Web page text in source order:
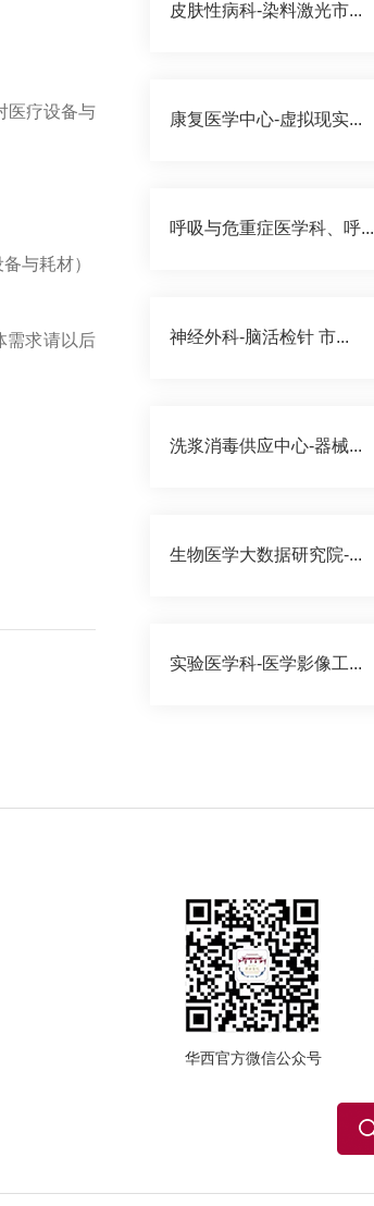
医疗设备与
与耗材）
需求请以后
皮肤性病科-染料激光市...
康复医学中心-虚拟现实...
呼吸与危重症医学科、呼...
神经外科-脑活检针 市...
洗浆消毒供应中心-器械...
生物医学大数据研究院-...
实验医学科-医学影像工...
华西官方微信公众号